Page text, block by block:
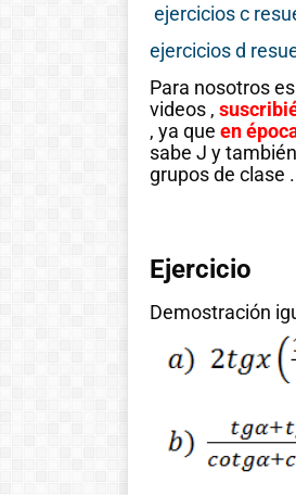
ejercicios c
ejercicios d
Para nosotros
videos ,
, ya que en
sabe J y también
grupos de clase .
Ejercicio
Demostración